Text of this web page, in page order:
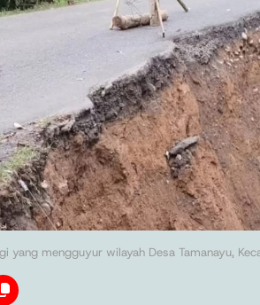
yang mengguyur wilayah Desa Tamanayu,